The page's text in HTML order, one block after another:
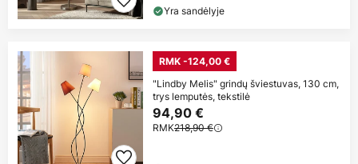
Yra sandėlyje
RMK -124,00 €
"Lindby Melis" grindų šviestuvas, 130 cm,
trys lemputės, tekstilė
94,90 €
RMK218,90 €